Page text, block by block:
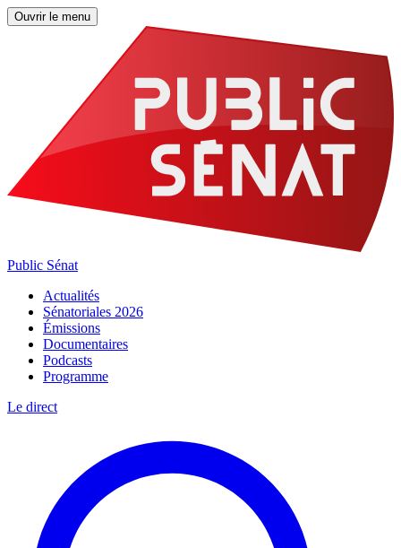
Ouvrir le menu
Public Sénat
Actualités
Sénatoriales 2026
Émissions
Documentaires
Podcasts
Programme
Le direct